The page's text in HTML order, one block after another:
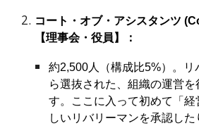
コート・オブ・アシスタンツ
【理事会・役員】：
約2,500人（構成比5%）。リ
ら選抜された、組織の運営
す。ここに入って初めて「
しいリバリーマンを承認し